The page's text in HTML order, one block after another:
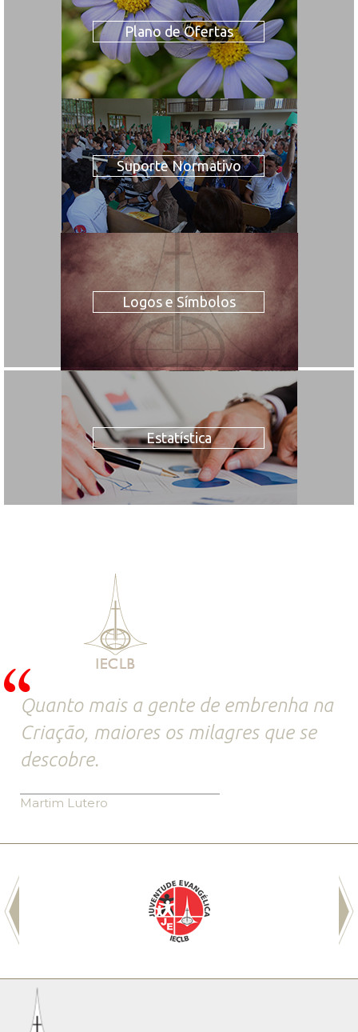
Plano de Ofertas
Suporte Normativo
Logos e Símbolos
Estatística
Quanto mais a gente de embrenha na
Criação, maiores os milagres que se
descobre.
Martim Lutero